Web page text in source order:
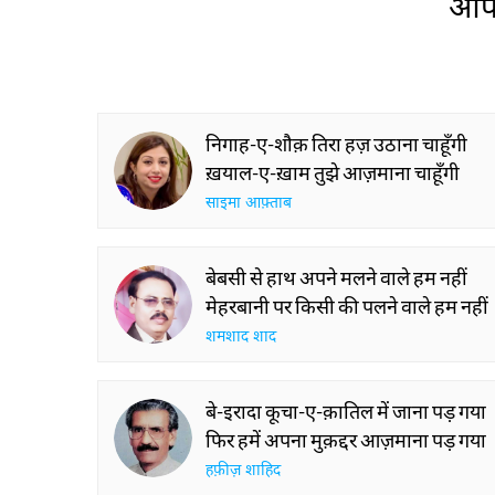
निगाह-ए-शौक़ तिरा हज़ उठाना चाहूँगी
ख़याल-ए-ख़ाम तुझे आज़माना चाहूँगी
साइमा आफ़्ताब
बेबसी से हाथ अपने मलने वाले हम नहीं
मेहरबानी पर किसी की पलने वाले हम नहीं
शमशाद शाद
बे-इरादा कूचा-ए-क़ातिल में जाना पड़ गया
फिर हमें अपना मुक़द्दर आज़माना पड़ गया
हफ़ीज़ शाहिद